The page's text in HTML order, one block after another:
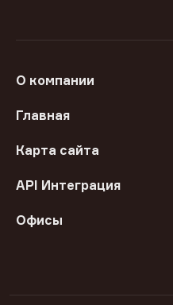
О компании
Главная
Карта сайта
API Интеграция
Офисы